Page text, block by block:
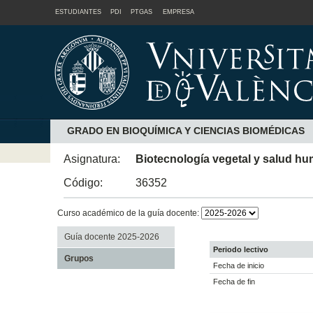
ESTUDIANTES PDI PTGAS EMPRESA
GRADO EN BIOQUÍMICA Y CIENCIAS BIOMÉDICAS
Asignatura:
Biotecnología vegetal y salud
Código:
36352
Curso académico de la guía docente:
Guía docente 2025-2026
Grupos
Periodo lectivo
Fecha de inicio
Fecha de fin